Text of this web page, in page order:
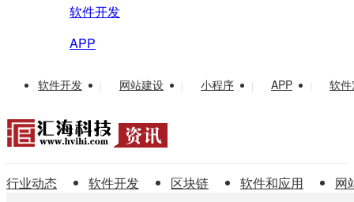
软件开发
APP
软件开发 | 网站建设 | 小程序 | APP | 软
行业动态 软件开发 区块链 软件和应用 网